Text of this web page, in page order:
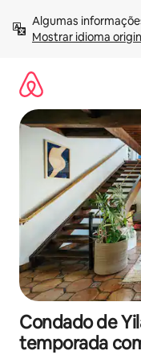
para
Mostrar idioma
Condado de
temporada